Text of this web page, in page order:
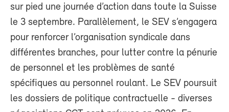
sur pied une journée d’action dans toute la Suisse
le 3 septembre. Parallèlement, le SEV s’engagera
pour renforcer l’organisation syndicale dans
différentes branches, pour lutter contre la pénurie
de personnel et les problèmes de santé
spécifiques au personnel roulant. Le SEV poursuit
les dossiers de politique contractuelle - diverses